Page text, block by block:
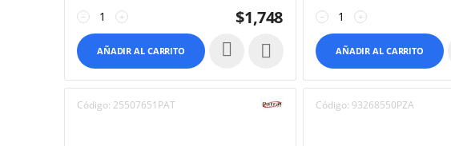
+
− $1,748
AÑADIR AL CARRITO 
+
−
AÑADIR AL CARRITO
Código: 25507651PAT Código: 93268550PZA